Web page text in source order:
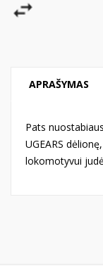
APRAŠYMAS
Pats
UGEARS
lokomotyvui